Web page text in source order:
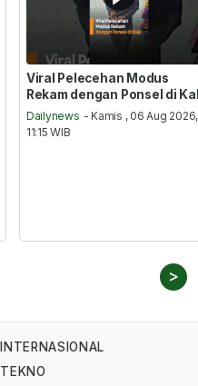
Viral Pelecehan Modus
Rekam dengan Ponsel di
Dailynews - Kamis , 06 Aug 2026,
11:15 WIB
>
INTERNASIONAL
TEKNO